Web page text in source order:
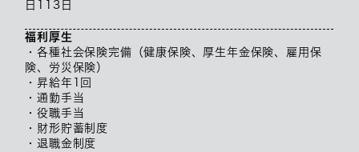
日113日
福利厚生
・各種社会保険完備（健康保険、厚生年金保険、雇用保
険、労災保険）
・昇給年1回
・通勤手当
・役職手当
・財形貯蓄制度
・退職金制度